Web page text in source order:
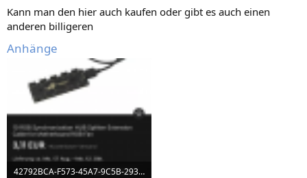
https://www.amazon.de/Addressable-RGB-LED-Splitterkabel-
Schwarz/dp/B07P148RYH
https://www.amazon.de/Anjuley-
Split...6CFAF6N6AAA&psc=1&refRID=VWQ72AYT66CFAF6N6AAA
Kann man den hier auch kaufen oder gibt es auch einen
anderen billigeren
Anhänge
42792BCA-F573-45A7-9C5B-293A9C6E8E59.png